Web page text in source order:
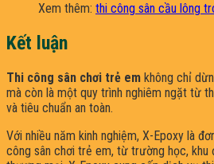
Xem thêm: thi công sân cầu lông
Kết luận
Thi công sân chơi trẻ em không chỉ
mà còn là một quy trình nghiêm ngặt từ
và tiêu chuẩn an toàn.
Với nhiều năm kinh nghiệm, X-Epoxy là
công sân chơi trẻ em, từ trường học, khu